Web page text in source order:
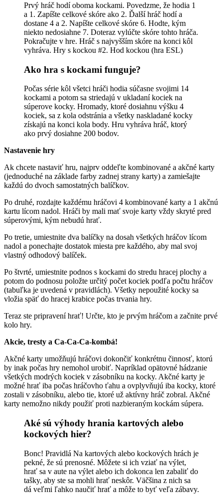
Prvý hráč hodí oboma kockami. Povedzme, že hodia 1
a 1. Zapíšte celkové skóre ako 2. Ďalší hráč hodí a
dostane 4 a 2. Napíšte celkové skóre 6. Hodte, kým
niekto nedosiahne 7. Doteraz vylúčte skóre tohto hráča.
Pokračujte v hre. Hráč s najvyšším skóre na konci kôl
vyhráva. Hry s kockou #2. Hod kockou (hra ESL)
Ako hra s kockami funguje?
Počas série kôl všetci hráči hodia súčasne svojimi 14
kockami a potom sa striedajú v ukladaní kociek na
súperove kocky. Hromady, ktoré dosiahnu výšku 4
kociek, sa z kola odstránia a všetky naskladané kocky
získajú na konci kola body. Hru vyhráva hráč, ktorý
ako prvý dosiahne 200 bodov.
Nastavenie hry
Ak chcete nastaviť hru, najprv oddeľte kombinované a akčné karty
(jednoduché na základe farby zadnej strany karty) a zamiešajte
každú do dvoch samostatných balíčkov.
Po druhé, rozdajte každému hráčovi 4 kombinované karty a 1 akčnú
kartu lícom nadol. Hráči by mali mať svoje karty vždy skryté pred
súperovými, kým nebudú hrať.
Po tretie, umiestnite dva balíčky na dosah všetkých hráčov lícom
nadol a ponechajte dostatok miesta pre každého, aby mal svoj
vlastný odhodový balíček.
Po štvrté, umiestnite podnos s kockami do stredu hracej plochy a
potom do podnosu položte určitý počet kociek podľa počtu hráčov
(tabuľka je uvedená v pravidlách). Všetky nepoužité kocky sa
vložia späť do hracej krabice počas trvania hry.
Teraz ste pripravení hrať! Určte, kto je prvým hráčom a začnite prvé
kolo hry.
Akcie, tresty a Ca-Ca-Ca-kombá!
Akčné karty umožňujú hráčovi dokončiť konkrétnu činnosť, ktorú
by inak počas hry nemohol urobiť. Napríklad opätovné hádzanie
všetkých modrých kociek v zásobníku na kocky. Akčné karty je
možné hrať iba počas hráčovho ťahu a ovplyvňujú iba kocky, ktoré
zostali v zásobníku, alebo tie, ktoré už aktívny hráč zobral. Akčné
karty nemožno nikdy použiť proti nazbieraným kockám súpera.
Aké sú výhody hrania kartových alebo
kockových hier?
Bonc! Pravidlá Na kartových alebo kockových hrách je
pekné, že sú prenosné. Môžete si ich vziať na výlet,
hrať sa v aute na výlet alebo ich dokonca len zabaliť do
tašky, aby ste sa mohli hrať neskôr. Väčšina z nich sa
dá veľmi ľahko naučiť hrať a môže to byť veľa zábavy.